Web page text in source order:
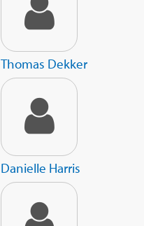
Thomas Dekker
Danielle Harris